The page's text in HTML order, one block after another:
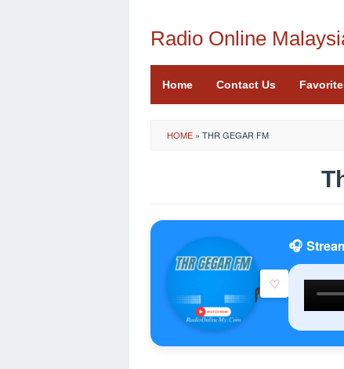
contentRadio Online
Home Contact Us
HOME » THR GEGAR FM
♡
🎧